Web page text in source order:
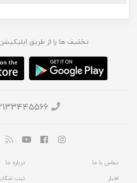
تخفیف ها را از طریق
تماس با ما
درباره ما
اخبار
ثبت